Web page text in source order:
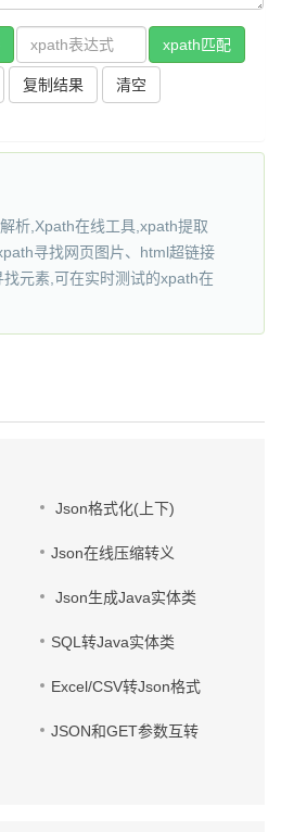
xpath匹配
复制结果 清空
析,Xpath在线工具,xpath提取
寻找网页图片、html超链接
元素,可在实时测试的xpath在
Json格式化(上下)
Json在线压缩转义
Json生成Java实体类
SQL转Java实体类
Excel/CSV转Json格式
JSON和GET参数互转